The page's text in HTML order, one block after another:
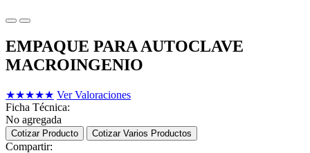
EMPAQUE PARA AUTOCLAVE
MACROINGENIO
★★★★★ Ver Valoraciones
Ficha Técnica:
No agregada
Cotizar Producto Cotizar Varios Productos
Compartir: